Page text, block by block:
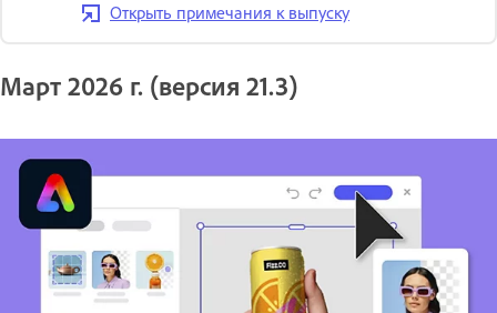
Открыть примечания к выпуску
Март 2026 г. (версия 21.3)